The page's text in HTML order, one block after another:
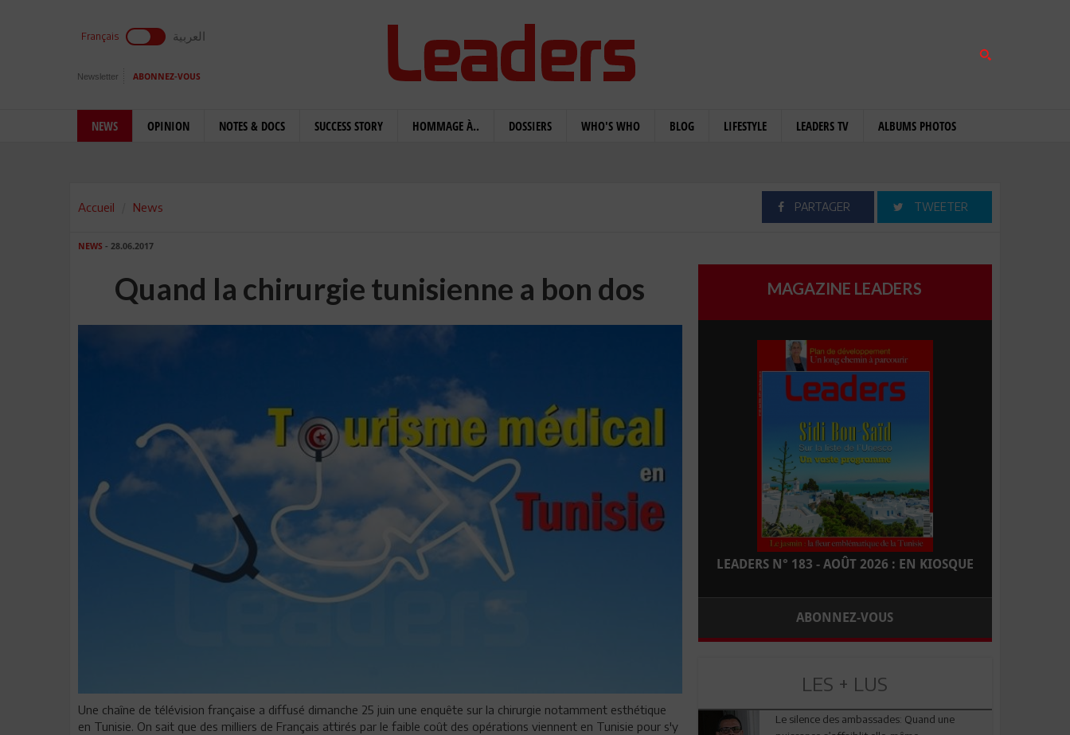
Français العربية
Newsletter ABONNEZ-VOUS
NEWS OPINION NOTES & DOCS SUCCESS STORY HOMMAGE À.. DOSSIERS WHO'S WHO BLOG LIFESTYLE LEADERS TV ALBUMS PHOTOS
Accueil News PARTAGER TWEETER
NEWS - 28.06.2017
Quand la chirurgie tunisienne a bon dos
Une chaîne de télévision française a diffusé dimanche 25 juin une enquête sur la chirurgie notamment esthétique
en Tunisie. On sait que des milliers de Français attirés par le faible coût des opérations viennent en Tunisie pour s'y
MAGAZINE LEADERS
LEADERS N° 183 - AOÛT 2026 : EN KIOSQUE
ABONNEZ-VOUS
LES + LUS
Le silence des ambassades: Quand une